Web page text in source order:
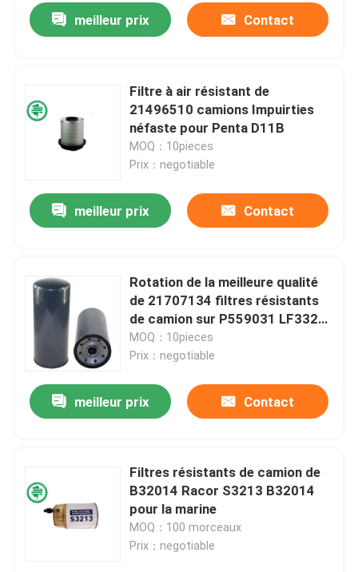
meilleur prix Contact
Filtre à air résistant de
21496510 camions Impuirties
néfaste pour Penta D11B
MOQ：10pieces
Prix：negotiable
meilleur prix Contact
Rotation de la meilleure qualité
de 21707134 filtres résistants
de camion sur P559031 LF3321
pour le caoutchouc de
MOQ：10pieces
Prix：negotiable
meilleur prix Contact
Filtres résistants de camion de
B32014 Racor S3213 B32014
pour la marine
MOQ：100 morceaux
Prix：negotiable